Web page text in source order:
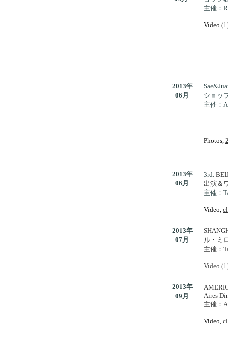
主催：
Video
2013年
06月
ショッ
主催：
Photos,
2013年
06月
3rd.
出演＆
主催：
Video,
2013年
07月
ル・ミ
主催：
Video
2013年
09月
Aires
主催：
Video,